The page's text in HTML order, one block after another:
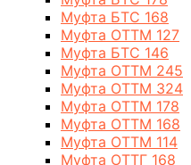
Муфта БТС 168
Муфта ОТТМ 127
Муфта БТС 146
Муфта ОТТМ 245
Муфта ОТТМ 324
Муфта ОТТМ 178
Муфта ОТТМ 168
Муфта ОТТМ 114
Муфта ОТТГ 168